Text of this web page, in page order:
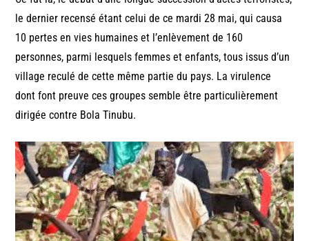
le dernier recensé étant celui de ce mardi 28 mai, qui causa
10 pertes en vies humaines et l’enlèvement de 160
personnes, parmi lesquels femmes et enfants, tous issus d’un
village reculé de cette même partie du pays. La virulence
dont font preuve ces groupes semble être particulièrement
dirigée contre Bola Tinubu.